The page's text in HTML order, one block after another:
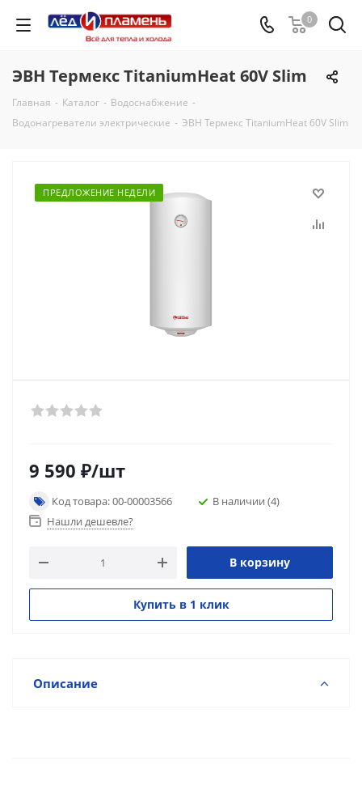
0
ЭВН Термекс TitaniumHeat 60V Slim
Главная - Каталог - Водоснабжение -
Водонагреватели электрические - ЭВН Термекс TitaniumHeat 60V Slim
ПРЕДЛОЖЕНИЕ НЕДЕЛИ
9 590 ₽/шт
Код товара: 00-00003566 В наличии (4)
Нашли дешевле?
В корзину
Купить в 1 клик
Описание